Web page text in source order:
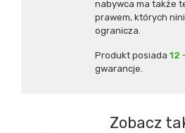
nabywca ma także
prawem, których
ogranicza.
Produkt posiada 12
gwarancje.
Zobacz